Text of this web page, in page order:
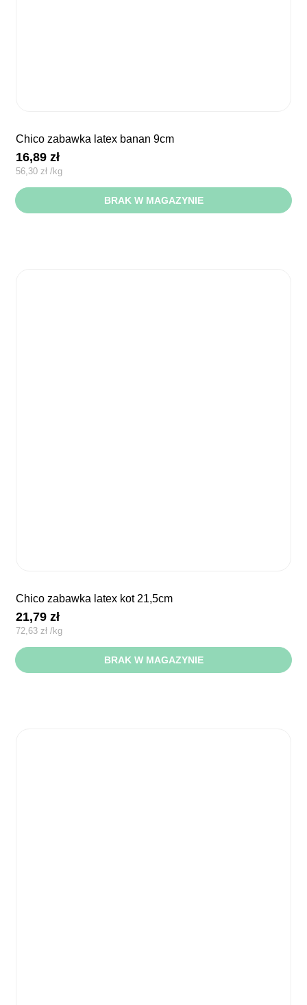
chico zabawka latex banan 9cm
16,89zł
56,30 zł /kg
BRAK W MAGAZYNIE
chico zabawka latex kot 21,5cm
21,79zł
72,63 zł /kg
BRAK W MAGAZYNIE